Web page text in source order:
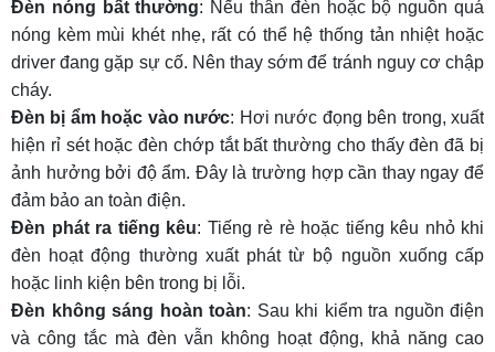
Đèn nóng bất thường: Nếu thân đèn hoặc bộ nguồn quá
nóng kèm mùi khét nhẹ, rất có thể hệ thống tản nhiệt hoặc
driver đang gặp sự cố. Nên thay sớm để tránh nguy cơ chập
cháy.
Đèn bị ẩm hoặc vào nước: Hơi nước đọng bên trong, xuất
hiện rỉ sét hoặc đèn chớp tắt bất thường cho thấy đèn đã bị
ảnh hưởng bởi độ ẩm. Đây là trường hợp cần thay ngay để
đảm bảo an toàn điện.
Đèn phát ra tiếng kêu: Tiếng rè rè hoặc tiếng kêu nhỏ khi
đèn hoạt động thường xuất phát từ bộ nguồn xuống cấp
hoặc linh kiện bên trong bị lỗi.
Đèn không sáng hoàn toàn: Sau khi kiểm tra nguồn điện
và công tắc mà đèn vẫn không hoạt động, khả năng cao